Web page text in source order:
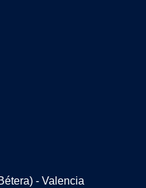
- Valencia